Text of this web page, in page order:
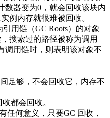
数器变为0，就会回收该块内
例内存就很难被回收。
用链（GC Roots）的对象
搜索过的路径被称为调用
调用链时，则表明该对象不
足够，不会回收它，内存不
都会回收。
任何意义，只要GC 回收，